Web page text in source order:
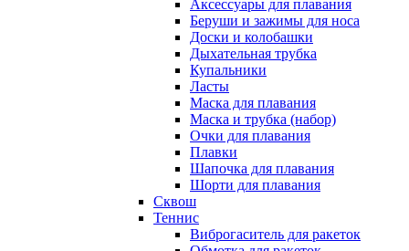
Аксессуары для плавания
Беруши и зажимы для носа
Доски и колобашки
Дыхательная трубка
Купальники
Ласты
Маска для плавания
Маска и трубка (набор)
Очки для плавания
Плавки
Шапочка для плавания
Шорти для плавания
Сквош
Теннис
Виброгаситель для ракеток